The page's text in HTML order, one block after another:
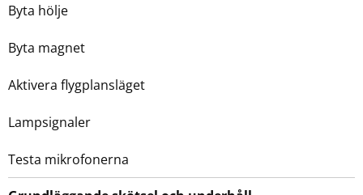
Byta hölje
Byta magnet
Aktivera flygplansläget
Lampsignaler
Testa mikrofonerna